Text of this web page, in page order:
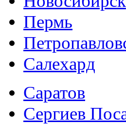
Пермь
Салехард
Саратов
Сергиев